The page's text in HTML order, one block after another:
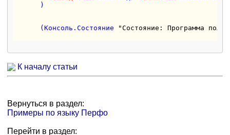
      )
      (Консоль.Состояние
"Состояние: Программа
К началу статьи
Вернуться в раздел:
Примеры по языку Перфо
Перейти в раздел: